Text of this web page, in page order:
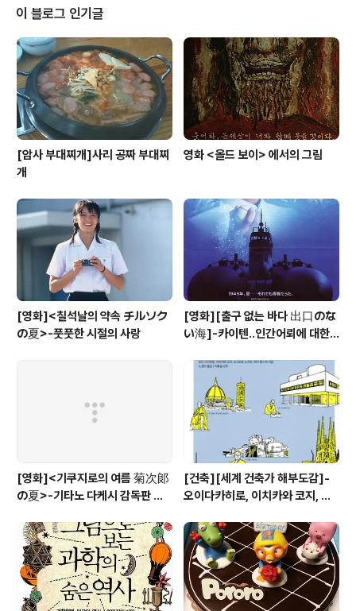
로 나타 날태니..보다 지금의 이별에 의연하게 대처할 수 있
도록 하라..그것이 이 실연의 아픔을 이겨낼 수 있는 힘이
될테다..라고 말해주는 청춘에 대한 한 장면을 보여주는 듯
한 인생 가이드 같은 영화. 그러다 보니 잔잔한 이미지만이
남아 있을 뿐 그다지 눈에 띄는 영화적인 요소나 감동적인
면이나 재미 있는..
이 블로그 인기글
[암사 부대찌개]사리 공짜 부대찌
개
영화 <올드 보이> 에서의 그림
[영화]<칠석날의 약속 チルソク
の夏>-풋풋한 시절의 사랑
[영화][출구 없는 바다 出口のな
い海]-카이텐..인간어뢰에 대한
[영화]<기쿠지로의 여름 菊次郞
の夏>-기타노 다케시 감독판 키
[건축][세계 건축가 해부도감]-
오이다카히로, 이치카와 코지, 요